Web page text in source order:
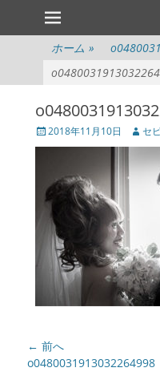
メインメニュー
コ
ン
ス
キ
ホーム »
投
稿
2018年11月10日
投
稿
セ
投
稿
← 前へ
前
o0480031913032264998